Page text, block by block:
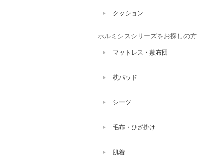
クッション
ホルミシスシリーズをお探しの方
マットレス・敷布団
枕パッド
シーツ
毛布・ひざ掛け
肌着